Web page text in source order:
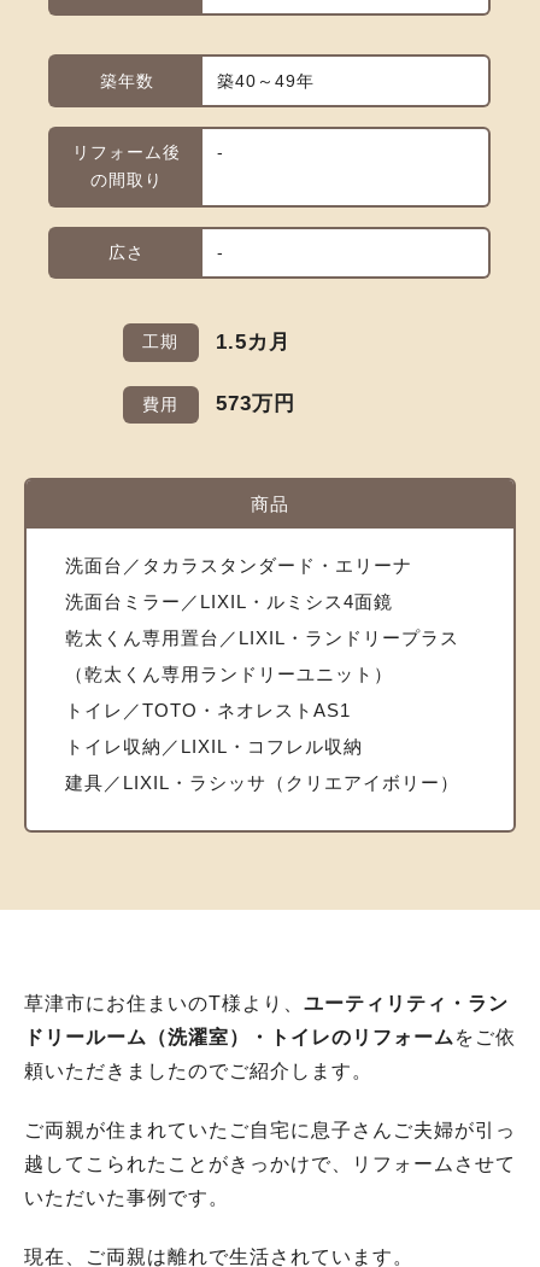
築年数 築40～49年
リフォーム後
の間取り
-
広さ -
工期 1.5カ月
費用 573万円
商品
洗面台／タカラスタンダード・エリーナ
洗面台ミラー／LIXIL・ルミシス4面鏡
乾太くん専用置台／LIXIL・ランドリープラス
（乾太くん専用ランドリーユニット）
トイレ／TOTO・ネオレストAS1
トイレ収納／LIXIL・コフレル収納
建具／LIXIL・ラシッサ（クリエアイボリー）
草津市にお住まいのT様より、 ユーティリティ・ラン
ドリールーム（洗濯室）・トイレのリフォーム をご依
頼いただきましたのでご紹介します。
ご両親が住まれていたご自宅に息子さんご夫婦が引っ
越してこられたことがきっかけで、リフォームさせて
いただいた事例です。
現在、ご両親は離れで生活されています。